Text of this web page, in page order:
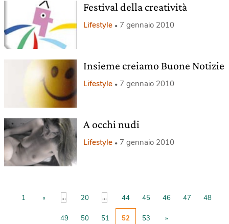
Festival della creatività
Lifestyle 7 gennaio 2010
Insieme creiamo Buone Notizie
Lifestyle 7 gennaio 2010
A occhi nudi
Lifestyle 7 gennaio 2010
1 « ... 20 ... 44 45 46 47 48
49 50 51 52 53 »